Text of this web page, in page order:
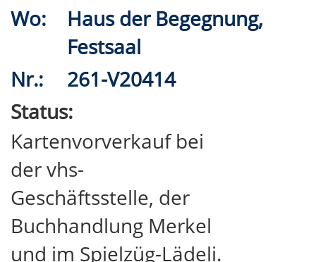
Wo:
Haus der Begegnung,
Festsaal
Nr.:
261-V20414
Status:
Kartenvorverkauf bei
der vhs-
Geschäftsstelle, der
Buchhandlung Merkel
und im Spielzüg-Lädeli.